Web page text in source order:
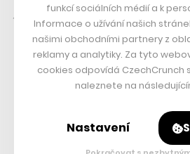
přerytých opatřeními hledají a
letošek předvídal, ale realita
očekávání. Čerstvě za sebou
červenec v historii.“ Od začátku
Ze zákaznického hlediska se
funkcí sociálních médií a k
Informace o užívání našich
našimi obchodními partnery z
reklamy a analytiky. Za tyto
cookies odpovídá CzechCrunch
naleznete na
Nastavení